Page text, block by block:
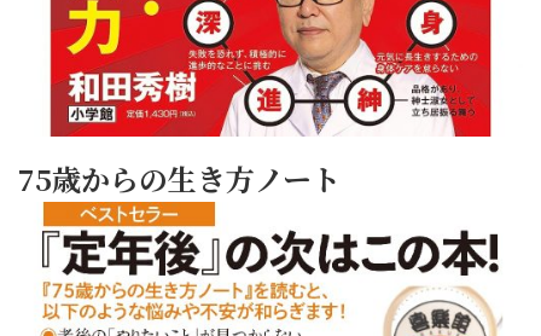
75歳からの生き方ノート